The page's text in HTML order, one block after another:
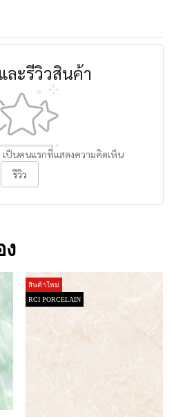
ะรีวิวสินค้า
เป็นคนแรกที่แสดงความคิดเห็น
รีวิว
ง
สินค้าใหม่
RCI PORCELAIN